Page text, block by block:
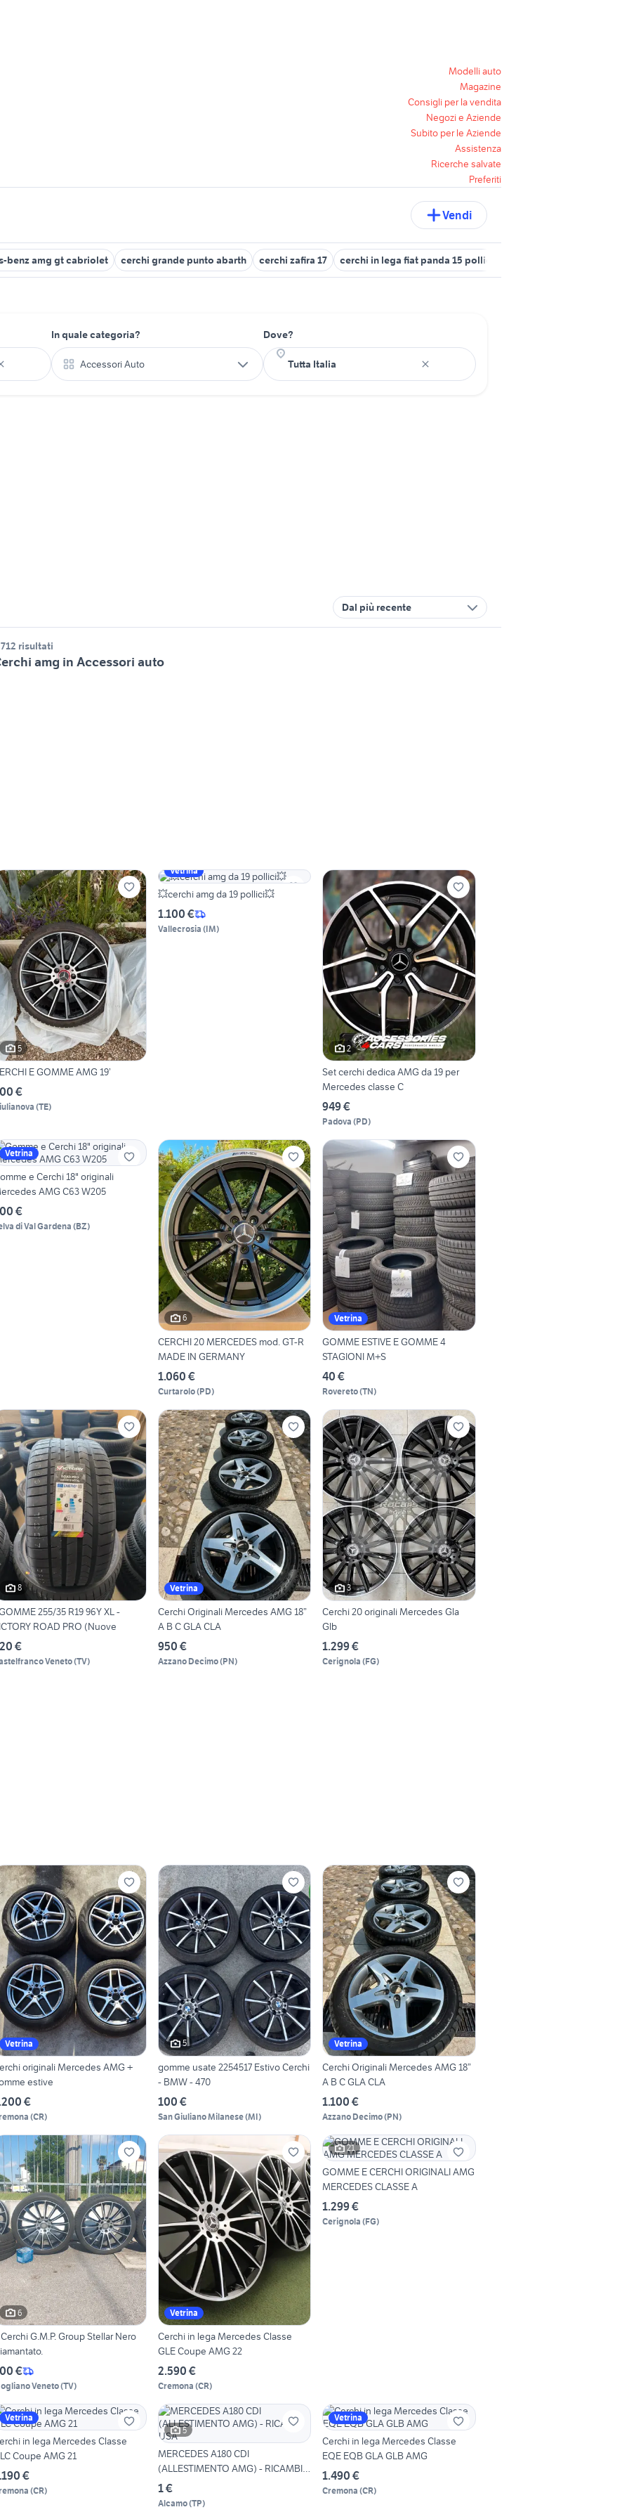
Modelli auto
Magazine
Consigli per la vendita
Negozi e Aziende
Subito per le Aziende
Assistenza
Ricerche salvate
Preferiti
Vendi
benz amg gt cabriolet cerchi grande punto abarth cerchi zafira 17 cerchi in lega fiat panda 15 pollici
In quale categoria?
Accessori Auto
Dove?
Dal più recente
risultati
amg in Accessori auto
5
E GOMME AMG 19’
€
(TE)
Vetrina
💥cerchi amg da 19 pollici💥
1.100 €
Vallecrosia (IM)
2
Set cerchi dedica AMG da 19 per
Mercedes classe C
949 €
Padova (PD)
Vetrina
e Cerchi 18" originali
AMG C63 W205
€
di Val Gardena (BZ)
6
CERCHI 20 MERCEDES mod. GT-R
MADE IN GERMANY
1.060 €
Curtarolo(PD)
Vetrina
GOMME ESTIVE E GOMME 4
STAGIONI M+S
40 €
Rovereto(TN)
8
255/35 R19 96Y XL -
ROAD PRO (Nuove
€
Veneto(TV)
Vetrina
Cerchi Originali Mercedes AMG 18”
A B C GLA CLA
950 €
Azzano Decimo(PN)
3
Cerchi 20 originali Mercedes Gla
Glb
1.299 €
Cerignola (FG)
Vetrina
originali Mercedes AMG +
estive
€
(CR)
5
gomme usate 2254517 Estivo Cerchi
- BMW - 470
100 €
San Giuliano Milanese(MI)
Vetrina
Cerchi Originali Mercedes AMG 18”
A B C GLA CLA
1.100 €
Azzano Decimo(PN)
6
G.M.P. Group Stellar Nero
€
Veneto(TV)
Vetrina
Cerchi in lega Mercedes Classe
GLE Coupe AMG 22
2.590 €
Cremona (CR)
21
GOMME E CERCHI ORIGINALI AMG
MERCEDES CLASSE A
1.299 €
Cerignola (FG)
Vetrina
in lega Mercedes Classe
Coupe AMG 21
€
(CR)
5
MERCEDES A180 CDI
(ALLESTIMENTO AMG) - RICAMBI
USA
1 €
Alcamo(TP)
Vetrina
Cerchi in lega Mercedes Classe
EQE EQB GLA GLB AMG
1.490 €
Cremona (CR)